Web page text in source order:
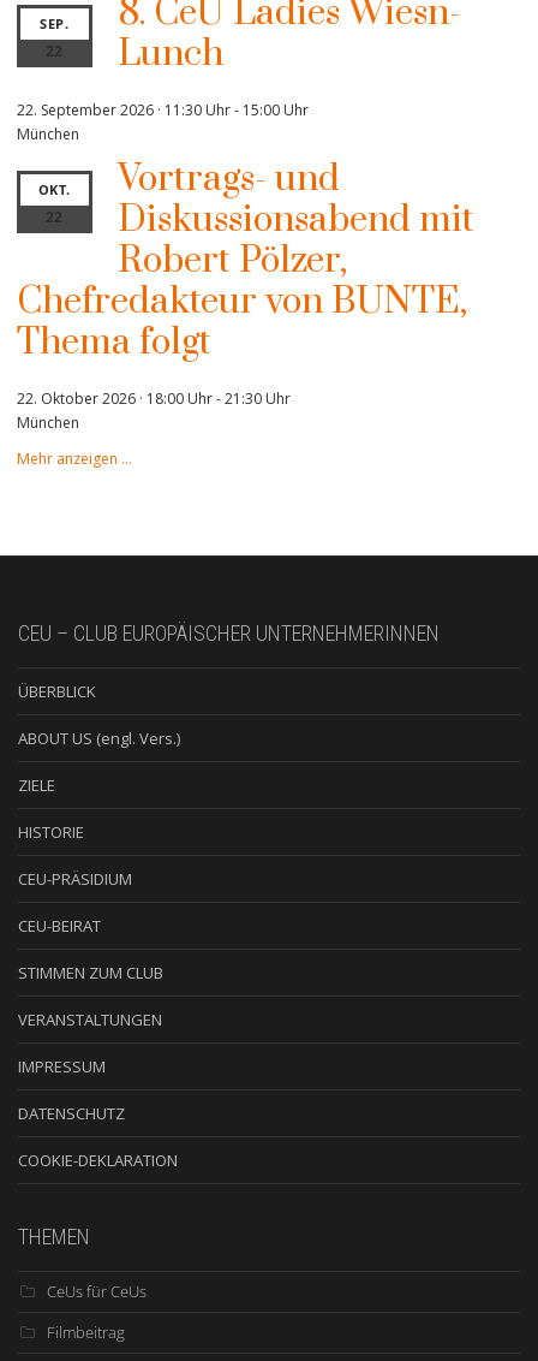
SEP.
22
8. CeU Ladies Wiesn-
Lunch
22. September 2026 · 11:30 Uhr- 15:00 Uhr
München
OKT.
22
Vortrags- und
Diskussionsabend mit
Robert Pölzer,
Chefredakteur von BUNTE,
Thema folgt
22. Oktober 2026 · 18:00 Uhr-21:30 Uhr
München
Mehr anzeigen …
CEU – CLUB EUROPÄISCHER UNTERNEHMERINNEN
ÜBERBLICK
ABOUT US (engl. Vers.)
ZIELE
HISTORIE
CEU-PRÄSIDIUM
CEU-BEIRAT
STIMMEN ZUM CLUB
VERANSTALTUNGEN
IMPRESSUM
DATENSCHUTZ
COOKIE-DEKLARATION
THEMEN
CeUs für CeUs
Filmbeitrag